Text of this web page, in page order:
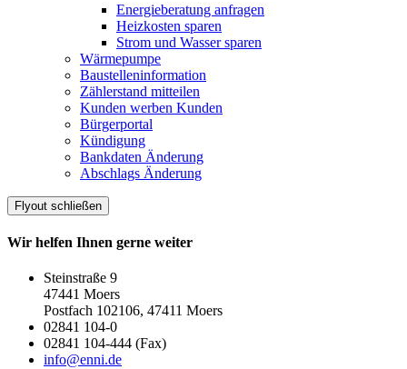
Energieberatung anfragen
Heizkosten sparen
Strom und Wasser sparen
Wärmepumpe
Baustelleninformation
Zählerstand mitteilen
Kunden werben Kunden
Bürgerportal
Kündigung
Bankdaten Änderung
Abschlags Änderung
Flyout schließen
Wir helfen Ihnen gerne weiter
Steinstraße 9
47441 Moers
Postfach 102106, 47411 Moers
02841 104-0
02841 104-444 (Fax)
info@enni.de